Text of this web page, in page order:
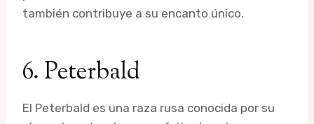
también contribuye a su encanto único.
6. Peterbald
El Peterbald es una raza rusa conocida por su